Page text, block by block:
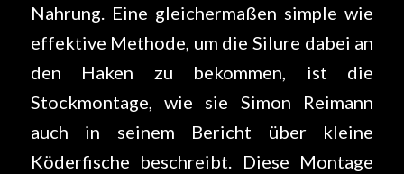
Nahrung. Eine gleichermaßen simple wie
effektive Methode, um die Silure dabei an
den Haken zu bekommen, ist die
Stockmontage, wie sie Simon Reimann
auch in seinem Bericht über kleine
Köderfische beschreibt. Diese Montage